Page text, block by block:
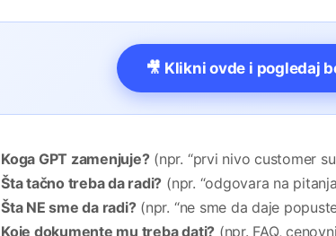
🎥 Klikni ovde i pogledaj
Koga GPT zamenjuje?(npr. “prvi nivo customer
Šta tačno treba da radi? (npr. “odgovara na
Šta NE sme da radi?(npr. “ne sme da daje
Koje dokumente mu treba dati? (npr. FAQ,